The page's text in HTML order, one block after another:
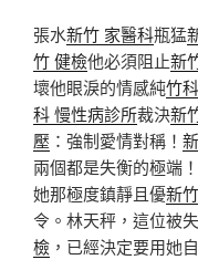
張水新竹 家醫科瓶猛
竹 健檢他必須阻止新
壞他眼淚的情感純竹
科 慢性病診所裁決新
壓 ：強制愛情對稱！
兩個都是失衡的極端
她那極度鎮靜且優新
令。林天秤，這位被
檢 ，已經決定要用她